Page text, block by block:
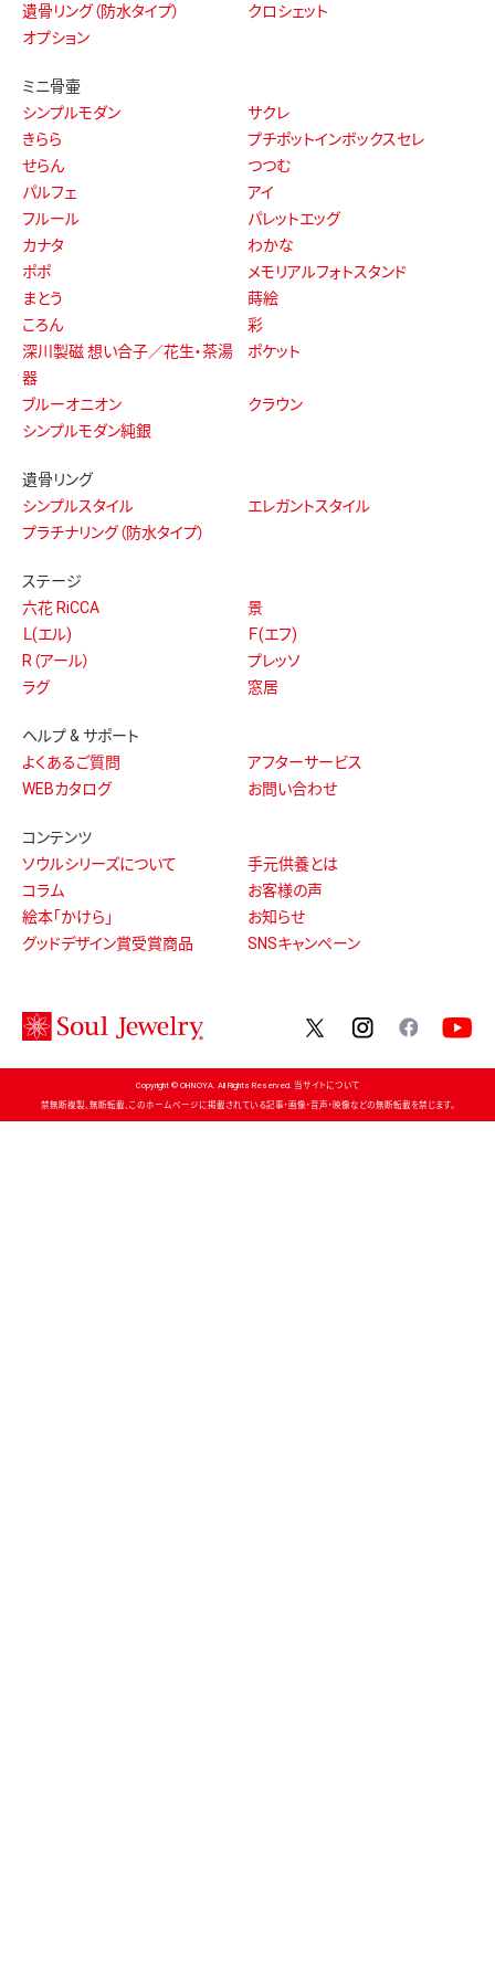
遺骨リング（防水タイプ）
クロシェット
オプション
ミニ骨壷
シンプルモダン
サクレ
きらら
プチポットインボックスセレ
せらん
つつむ
パルフェ
アイ
フルール
パレットエッグ
カナタ
わかな
ポポ
メモリアルフォトスタンド
まとう
蒔絵
ころん
彩
深川製磁 想い合子／花生・茶湯
器
ポケット
ブルーオニオン
クラウン
シンプルモダン純銀
遺骨リング
シンプルスタイル
エレガントスタイル
プラチナリング（防水タイプ）
ステージ
六花 RiCCA
景
Ｌ(エル)
Ｆ(エフ)
R（アール）
プレッソ
ラグ
窓居
ヘルプ & サポート
よくあるご質問
アフターサービス
WEBカタログ
お問い合わせ
コンテンツ
ソウルシリーズについて
手元供養とは
コラム
お客様の声
絵本「かけら」
お知らせ
グッドデザイン賞受賞商品
SNSキャンペーン
twitterinstagram
Copyright © OHNOYA. All Rights Reserved. 当サイトについて
禁無断複製、無断転載、このホームページに掲載されている記事・画像・音声・映像などの無断転載を禁じます。